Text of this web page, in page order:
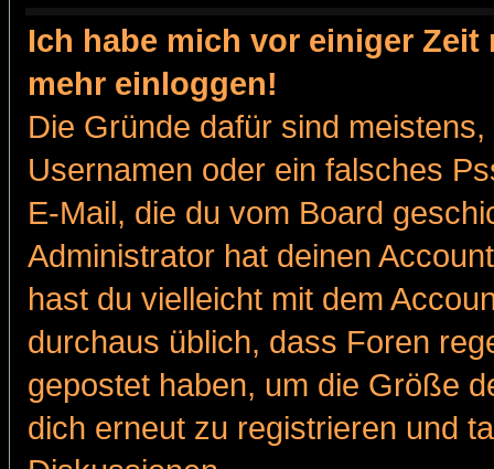
Ich habe mich vor einiger
mehr einloggen!
Die Gründe dafür sind
Usernamen oder ein falsches
E-Mail, die du vom Board
Administrator hat deinen
hast du vielleicht mit dem
durchaus üblich, dass Foren
gepostet haben, um die Größe
dich erneut zu registrieren und